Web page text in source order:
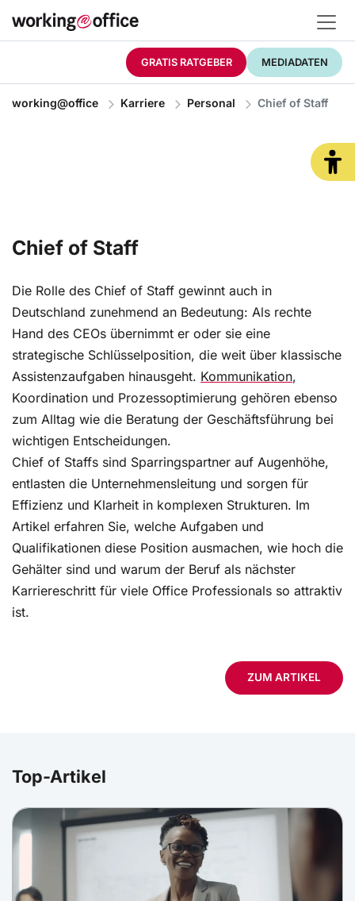
GRATIS RATGEBER MEDIADATEN
working@office Karriere Personal Chief of Staff
Chief of Staff
Die Rolle des Chief of Staff gewinnt auch in
Deutschland zunehmend an Bedeutung: Als rechte
Hand des CEOs übernimmt er oder sie eine
strategische Schlüsselposition, die weit über klassische
Assistenzaufgaben hinausgeht. Kommunikation,
Koordination und Prozessoptimierung gehören ebenso
zum Alltag wie die Beratung der Geschäftsführung bei
wichtigen Entscheidungen.
Chief of Staffs sind Sparringspartner auf Augenhöhe,
entlasten die Unternehmensleitung und sorgen für
Effizienz und Klarheit in komplexen Strukturen. Im
Artikel erfahren Sie, welche Aufgaben und
Qualifikationen diese Position ausmachen, wie hoch die
Gehälter sind und warum der Beruf als nächster
Karriereschritt für viele Office Professionals so attraktiv
ist.
ZUM ARTIKEL
Top-Artikel